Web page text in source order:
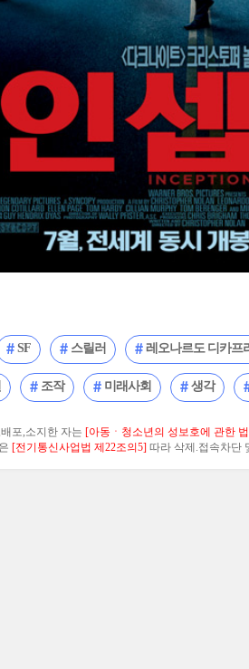
SF 스릴러 레오나르도 디카프
조작 미래사회 생각
포,소지한 자는 [아동ㆍ청소년의 성보호에 관한
[전기통신사업법 제22조의5] 따라 삭제.접속차단